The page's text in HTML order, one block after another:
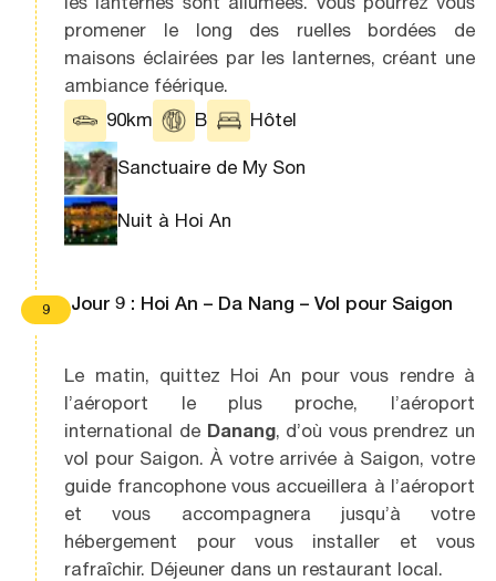
promener le long des ruelles bordées de
maisons éclairées par les lanternes, créant une
ambiance féérique.
90km
B Hôtel
Sanctuaire de My Son
Nuit à Hoi An
9 Jour 9 : Hoi An – Da Nang – Vol pour Saigon
Le matin, quittez Hoi An pour vous rendre à
l’aéroport le plus proche, l’aéroport
international de Danang, d’où vous prendrez un
vol pour Saigon. À votre arrivée à Saigon, votre
guide francophone vous accueillera à l’aéroport
et vous accompagnera jusqu’à votre
hébergement pour vous installer et vous
rafraîchir. Déjeuner dans un restaurant local.